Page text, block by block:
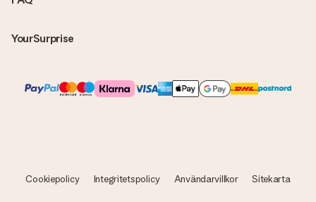
YourSurprise
Cookiepolicy Integritetspolicy Användarvillkor Sitekarta